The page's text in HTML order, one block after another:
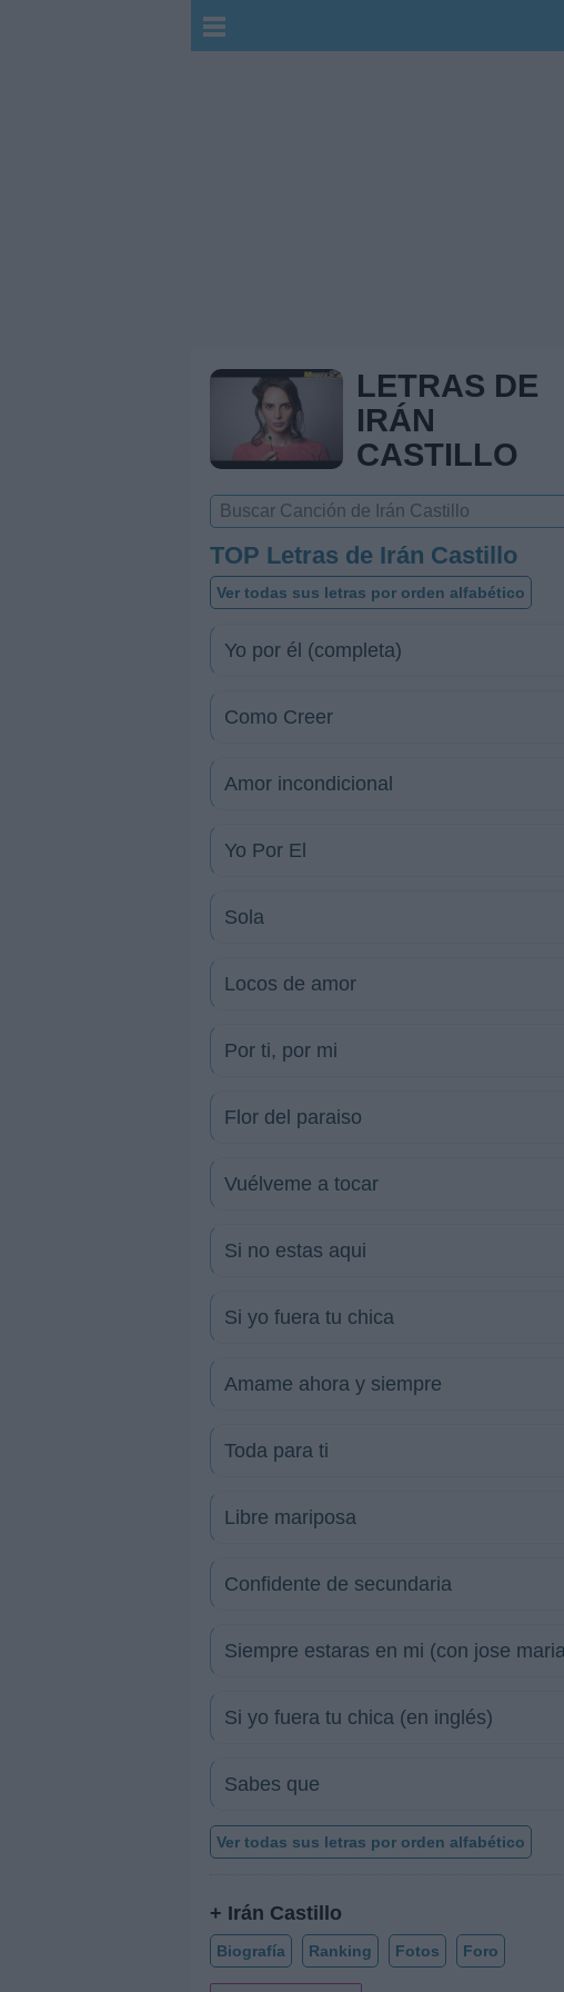
LETRAS DE
IRÁN
CASTILLO
TOP Letras de Irán Castillo
Ver todas sus letras por orden alfabético
Yo por él (completa)
Como Creer
Amor incondicional
Yo Por El
Sola
Locos de amor
Por ti, por mi
Flor del paraiso
Vuélveme a tocar
Si no estas aqui
Si yo fuera tu chica
Amame ahora y siempre
Toda para ti
Libre mariposa
Confidente de secundaria
Siempre estaras en mi (con jose
Si yo fuera tu chica (en inglés)
Sabes que
Ver todas sus letras por orden alfabético
+ Irán Castillo
Biografía Ranking Fotos Foro